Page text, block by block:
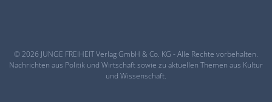
© 2026 JUNGE FREIHEIT Verlag GmbH & Co. KG - Alle Rechte vorbehalten.
Nachrichten aus Politik und Wirtschaft sowie zu aktuellen Themen aus Kultur
und Wissenschaft.